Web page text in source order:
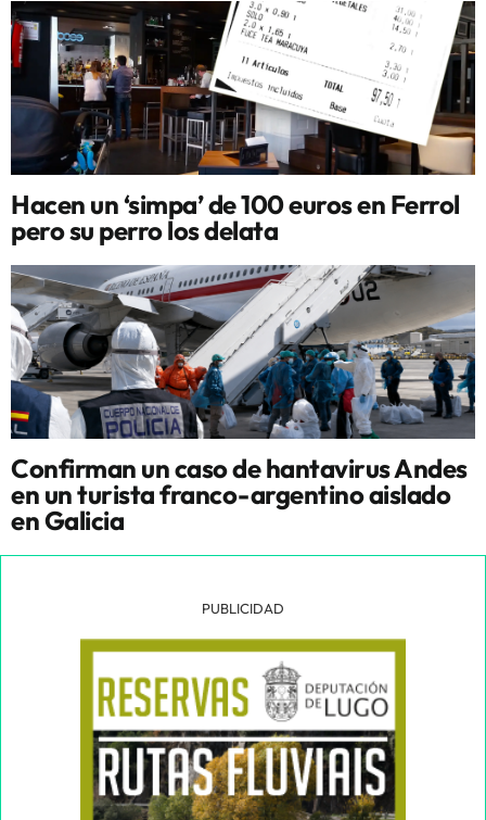
Hacen un ‘simpa’ de 100 euros en Ferrol
pero su perro los delata
Confirman un caso de hantavirus Andes
en un turista franco-argentino aislado
en Galicia
PUBLICIDAD